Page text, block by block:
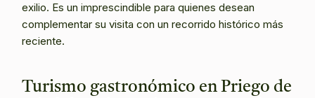
exilio. Es un imprescindible para quienes desean
complementar su visita con un recorrido histórico más
reciente.
Turismo gastronómico en Priego de